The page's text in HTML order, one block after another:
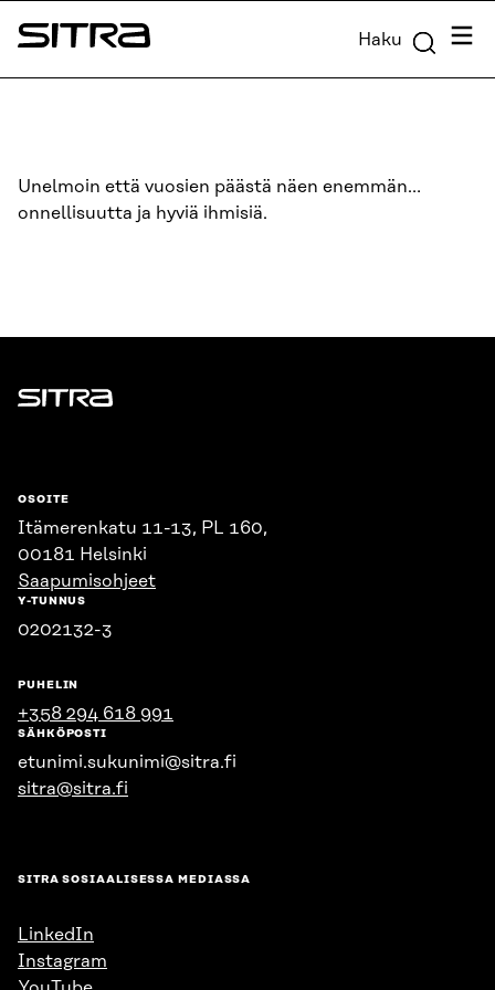
Siirry
suoraan
Sitra Haku
Unelmoin että vuosien päästä näen enemmän…
onnellisuutta ja hyviä ihmisiä.
Sitra
OSOITE
Itämerenkatu 11-13, PL 160,
00181 Helsinki
Saapumisohjeet
Y-TUNNUS
0202132-3
PUHELIN
+358 294 618 991
SÄHKÖPOSTI
etunimi.sukunimi@sitra.fi
sitra@sitra.fi
SITRA SOSIAALISESSA MEDIASSA
LinkedIn
Instagram